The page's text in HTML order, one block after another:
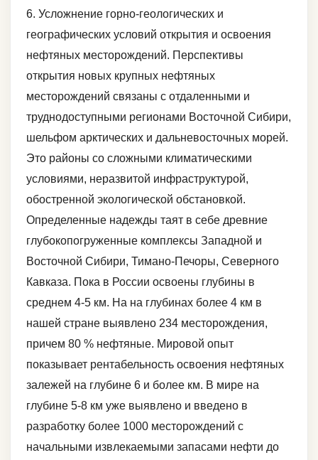
6. Усложнение горно-геологических и
географических условий открытия и освоения
нефтяных месторождений. Перспективы
открытия новых крупных нефтяных
месторождений связаны с отдаленными и
труднодоступными регионами Восточной Сибири,
шельфом арктических и дальневосточных морей.
Это районы со сложными климатическими
условиями, неразвитой инфраструктурой,
обостренной экологической обстановкой.
Определенные надежды таят в себе древние
глубокопогруженные комплексы Западной и
Восточной Сибири, Тимано-Печоры, Северного
Кавказа. Пока в России освоены глубины в
среднем 4-5 км. На на глубинах более 4 км в
нашей стране выявлено 234 месторождения,
причем 80 % нефтяные. Мировой опыт
показывает рентабельность освоения нефтяных
залежей на глубине 6 и более км. В мире на
глубине 5-8 км уже выявлено и введено в
разработку более 1000 месторождений с
начальными извлекаемыми запасами нефти до